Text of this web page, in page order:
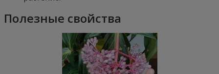
Полезные свойства